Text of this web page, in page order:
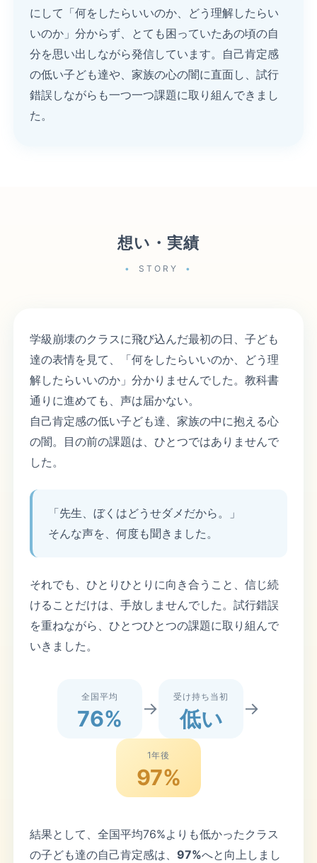
にして「何をしたらいいのか、どう理解したらい
いのか」分からず、とても困っていたあの頃の自
分を思い出しながら発信しています。自己肯定感
の低い子ども達や、家族の心の闇に直面し、試行
錯誤しながらも一つ一つ課題に取り組んできまし
た。
想い・実績
STORY
学級崩壊のクラスに飛び込んだ最初の日、子ども
達の表情を見て、「何をしたらいいのか、どう理
解したらいいのか」分かりませんでした。教科書
通りに進めても、声は届かない。
自己肯定感の低い子ども達、家族の中に抱える心
の闇。目の前の課題は、ひとつではありませんで
した。
「先生、ぼくはどうせダメだから。」
そんな声を、何度も聞きました。
それでも、ひとりひとりに向き合うこと、信じ続
けることだけは、手放しませんでした。試行錯誤
を重ねながら、ひとつひとつの課題に取り組んで
いきました。
全国平均
76% →
受け持ち当初
低い →
1年後
97%
結果として、全国平均76%よりも低かったクラス
の子ども達の自己肯定感は、 97%へと向上しまし